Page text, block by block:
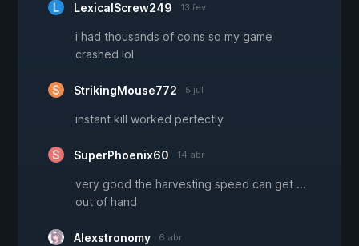
LexicalScrew249 13 fev
i had thousands of coins so my game
crashed lol
StrikingMouse772 5 jul
instant kill worked perfectly
SuperPhoenix60 14 abr
very good the harvesting speed can get ...
out of hand
Alexstronomy 6 abr